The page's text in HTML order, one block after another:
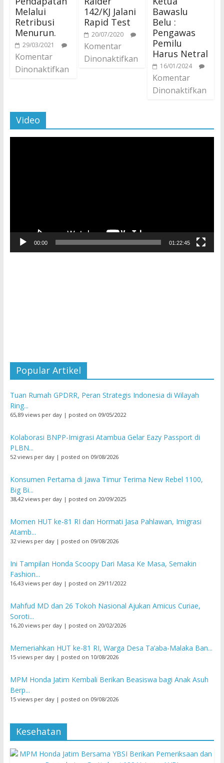
Melalui
Retribusi
Menurun.
29/03/2021
Komentar
Dinonaktifkan
142/KJ Jalani
Rapid Test
20/07/2020
Komentar
Dinonaktifkan
Bawaslu
Belu :
Pengawas
Pemilu
Harus Netral
16/01/2024
Komentar
Dinonaktifkan
Video
00:00 01:22:45
Popular Artikel
Tuan Rumah GPDRR, Peran Strategis Indonesia di Wilayah
Ring...
65,89 views per day| posted on 09/05/2022
Kolaborasi BNPP-Imigrasi Atambua Gelar Eazy Passport di
PLBN...
52 views per day| posted on 09/08/2026
Konsumen Pertama di Jawa Timur Terima New Rebel 1100,
Big Bi...
38,42 views per day| posted on 20/09/2025
Momen HUT ke-81 RI dan Hormati Jasa Pahlawan, Imigrasi
Atamb...
32 views per day| posted on 09/08/2026
Ini Tampilan Honda Scoopy Dari Masa Ke Masa, Semakin
Fashion...
16,43 views per day| posted on 29/11/2022
Mahfud MD dan 26 Tokoh Nasional Ajukan Amicus Curiae,
Soroti...
16,20 views per day| posted on 20/02/2026
Memeriahkan HUT ke-81 RI, Warga Desa Ta’aba-Malaka Ban...
15 views per day| posted on 10/08/2026
MPM Honda Jatim Kembali Berikan Beasiswa bagi Anak Asuh
Berp...
15 views per day| posted on 09/08/2026
Kesehatan